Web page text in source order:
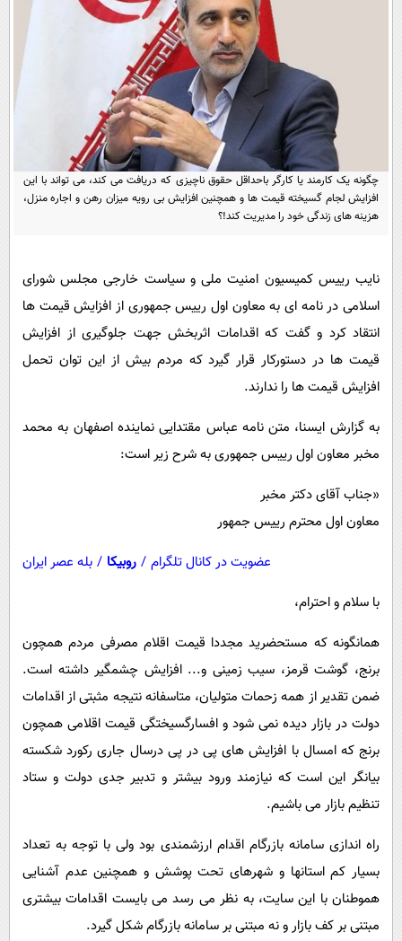
یک برش دانایی
محیط زیست
سفر و تفریح
علم و دانش
فناوری و It
علمی
اخبار کریپتو
قرآن
گوناگون
سرگرمی
باشگاه مغز
مجله تصویری سلاح
فیلم
اقتصاد
ورزش
سیاست
فناوری
گوناگون
حوادث
فرهنگی
سیاست خارجی
عصر ایران 2
خواندنی ها و دیدنی ها
داستان کوتاه
روانشناسی
آشپزی
دانلود
آموزش زبان
چگونه یک کارمند یا کارگر باحداقل حقوق ناچیزی که دریافت می کند، می تواند با این
افزایش لجام گسیخته قیمت ها و همچنین افزایش بی رویه میزان رهن و اجاره منزل،
هزینه های زندگی خود را مدیریت کند!؟
نایب رییس کمیسیون امنیت ملی و سیاست خارجی مجلس شورای
اسلامی در نامه ای به معاون اول رییس جمهوری از افزایش قیمت ها
انتقاد کرد و گفت که اقدامات اثربخش جهت جلوگیری از افزایش
قیمت ها در دستورکار قرار گیرد که مردم بیش از این توان تحمل
افزایش قیمت ها را ندارند.
به گزارش ایسنا، متن نامه عباس مقتدایی نماینده اصفهان به محمد
مخبر معاون اول رییس جمهوری به شرح زیر است:
«جناب آقای دکتر مخبر
معاون اول محترم رییس جمهور
عضویت در کانال تلگرام / روبیکا / بله عصر ایران
با سلام و احترام،
همانگونه که مستحضرید مجددا قیمت اقلام مصرفی مردم همچون
برنج، گوشت قرمز، سیب زمینی و... افزایش چشمگیر داشته است.
ضمن تقدیر از همه زحمات متولیان، متاسفانه نتیجه مثبتی از اقدامات
دولت در بازار دیده نمی شود و افسارگسیختگی قیمت اقلامی همچون
برنج که امسال با افزایش های پی در پی درسال جاری رکورد شکسته
بیانگر این است که نیازمند ورود بیشتر و تدبیر جدی دولت و ستاد
تنظیم بازار می باشیم.
راه اندازی سامانه بازرگام اقدام ارزشمندی بود ولی با توجه به تعداد
بسیار کم استانها و شهرهای تحت پوشش و همچنین عدم آشنایی
هموطنان با این سایت، به نظر می رسد می بایست اقدامات بیشتری
مبتنی بر کف بازار و نه مبتنی بر سامانه بازرگام شکل گیرد.